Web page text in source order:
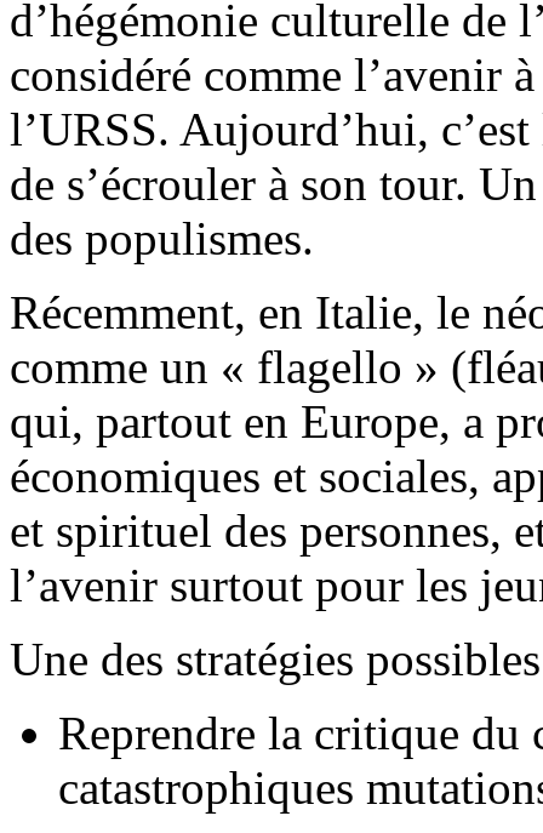
d’hégémonie culturelle de
considéré comme l’avenir
l’URSS. Aujourd’hui,
de s’écrouler à son tour.
des populismes.
Récemment, en Italie, le
comme un « flagello »
qui, partout en Europe, a
économiques et sociales,
et spirituel des personnes,
l’avenir surtout pour les
Une des stratégies
Reprendre la critique du
catastrophiques